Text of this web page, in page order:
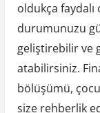
oldukça
durumunuzu
geliştirebilir ve
atabilirsiniz.
bölüşümü,
size rehberlik